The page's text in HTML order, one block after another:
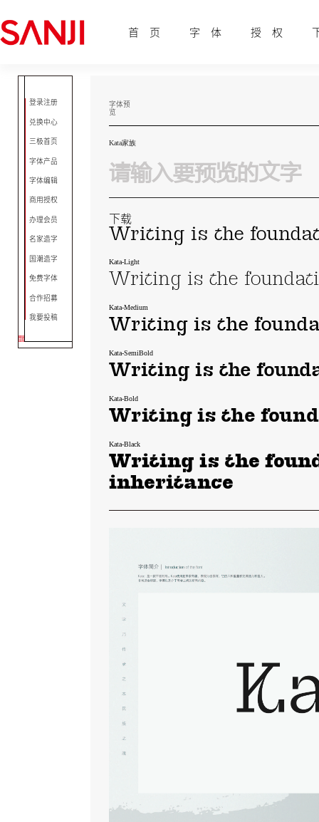
首 页 字 体 授 权
登录注册
兑换中心
三极首页
字体产品
字体编辑
商用授权
办理会员
名家造字
国潮造字
免费字体
合作招募
我要投稿
字体预
览
Kata家族
下载
Writing is the
Kata-Light
Writing is the
Kata-Medium
Writing is the
Kata-SemiBold
Writing is the
Kata-Bold
Writing is the
Kata-Black
Writing is the
inheritance